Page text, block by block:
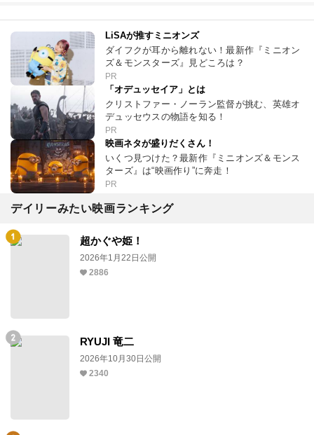
LiSAが推すミニオンズ
ダイフクが耳から離れない！最新作『ミニオン
ズ＆モンスターズ』見どころは？
PR
「オデュッセイア」とは
クリストファー・ノーラン監督が挑む、英雄オ
デュッセウスの物語を知る！
PR
映画ネタが盛りだくさん！
いくつ見つけた？最新作『ミニオンズ＆モンス
ターズ』は“映画作り”に奔走！
PR
デイリーみたい映画ランキング
超かぐや姫！
2026年1月22日公開
2886
RYUJI 竜二
2026年10月30日公開
2340